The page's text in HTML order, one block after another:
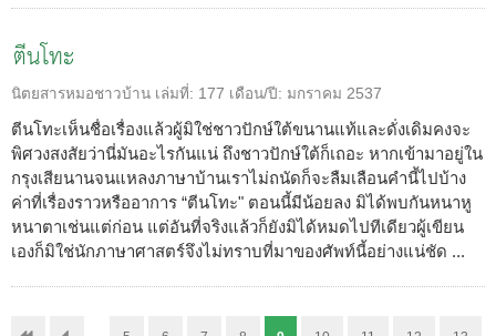
ตีนโทะ
นิตยสารหมอชาวบ้าน เล่มที่: 177 เดือน/ปี: มกราคม 2537
ตีนโทะเห็นชื่อเรื่องแล้วผู้มิใช่ชาวปักษ์ใต้ขนานแท้และดั่งเดิมคงจะ
พิศวงสงสัยว่านี่มันอะไรกันแน่ ถึงชาวปักษ์ใต้ก็เถอะ หากเข้ามาอยู่ใน
กรุงเสียนานจนแหลงภาษาบ้านเราไม่ถนัดก็จะลืมเลือนคำนี้ไปบ้าง
ค่าที่เรื่องราวหรืออาการ “ตีนโทะ" ตอนนี้มีน้อยลง มิได้พบกันหนาหู
หนาตาเช่นแต่ก่อน แต่อันที่จริงแล้วก็ยังมิได้หมดไปทีเดียวผู้เขียน
เองก็มิใช่นักภาษาศาสตร์จึงไม่ทราบที่มาของศัพท์นี้อย่างแน่ชัด ...